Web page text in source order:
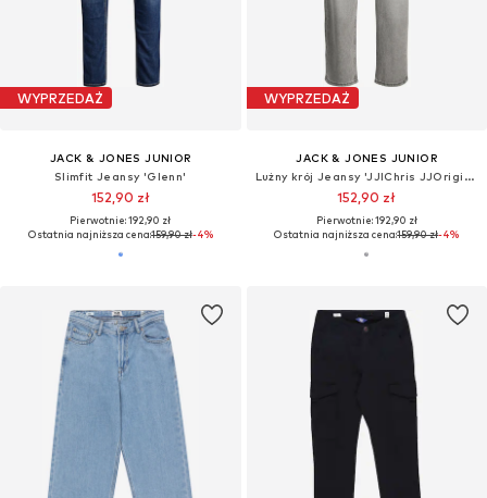
WYPRZEDAŻ
JACK & JONES JUNIOR
Slimfit Jeansy 'Glenn'
152,90 zł
Pierwotnie: 192,90 zł
Ostatnia najniższa cena:159,90 zł-4%
WYPRZEDAŻ
JACK & JONES JUNIOR
Lużny krój Jeansy 'JJIChris JJOriginal'
152,90 zł
Pierwotnie: 192,90 zł
Ostatnia najniższa cena:159,90 zł-4%